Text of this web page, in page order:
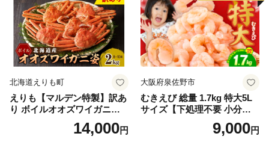
北海道えりも町
えりも【マルデン特製】訳あ
り ボイルオオズワイガニ姿2
kg《1kg(４尾～５尾)×2》【e
r002-051-a】 / ふるさと納税
14,000円
大阪府泉佐野市
むきえび 総量 1.7kg 特大5L
サイズ【下処理不要 小分け 8
50g×2P 訳あり サイズ不揃い
バナメイエビ バラ凍結】
9,000円